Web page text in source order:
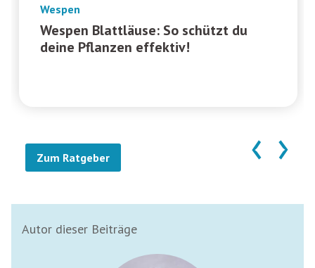
Wespen
Wespen Blattläuse: So schützt du
deine Pflanzen effektiv!
‹ ›
Zum Ratgeber
Autor dieser Beiträge